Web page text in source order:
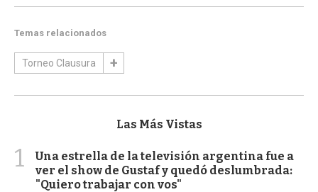
Temas relacionados
Torneo Clausura
Las Más Vistas
1
Una estrella de la televisión argentina fue a
ver el show de Gustaf y quedó deslumbrada:
"Quiero trabajar con vos"